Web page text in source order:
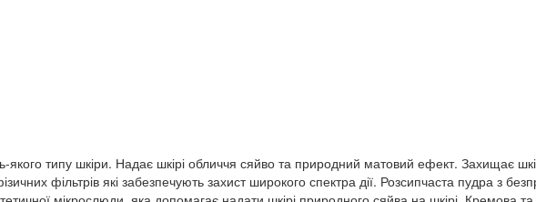
якого типу шкіри. Надає шкірі обличчя сяйво та природний матовий ефект. Захищає
фільтрів які забезпечують захист широкого спектра дії. Розсипчаста пудра з